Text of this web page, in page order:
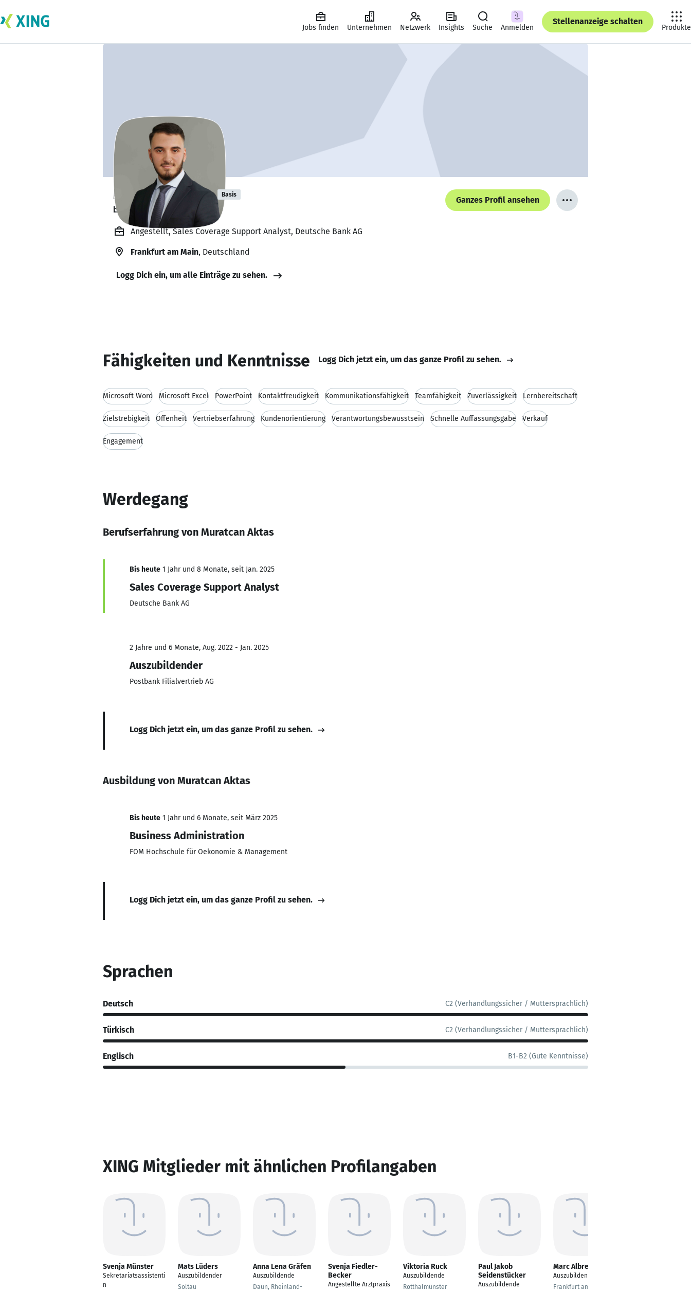
Jobs finden Unternehmen Netzwerk Insights Suche Anmelden
Stellenanzeige schalten
Produkte
Muratcan Aktas Basis
bildet sich zurzeit weiter. 🎓
Ganzes Profil ansehen
Angestellt, Sales Coverage Support Analyst, Deutsche Bank AG
Frankfurt am Main, Deutschland
Logg Dich ein, um alle Einträge zu sehen.
Fähigkeiten und Kenntnisse Logg Dich jetzt ein, um das ganze Profil zu sehen.
Microsoft Word Microsoft Excel PowerPoint Kontaktfreudigkeit Kommunikationsfähigkeit Teamfähigkeit Zuverlässigkeit Lernbereitschaft
Zielstrebigkeit Offenheit Vertriebserfahrung Kundenorientierung Verantwortungsbewusstsein Schnelle Auffassungsgabe Verkauf
Engagement
Werdegang
Berufserfahrung von Muratcan Aktas
Bis heute 1 Jahr und 8 Monate, seit Jan. 2025
Sales Coverage Support Analyst
Deutsche Bank AG
2 Jahre und 6 Monate, Aug. 2022 - Jan. 2025
Auszubildender
Postbank Filialvertrieb AG
Logg Dich jetzt ein, um das ganze Profil zu sehen.
Ausbildung von Muratcan Aktas
Bis heute 1 Jahr und 6 Monate, seit März 2025
Business Administration
FOM Hochschule für Oekonomie & Management
Logg Dich jetzt ein, um das ganze Profil zu sehen.
Sprachen
Deutsch C2 (Verhandlungssicher / Muttersprachlich)
Türkisch C2 (Verhandlungssicher / Muttersprachlich)
Englisch B1-B2 (Gute Kenntnisse)
XING Mitglieder mit ähnlichen Profilangaben
Svenja Münster
Sekretariatsassistenti
n
Mats Lüders
Auszubildender
Soltau
Anna Lena Gräfen
Auszubildende
Daun, Rheinland-
Svenja Fiedler-
Becker
Angestellte Arztpraxis
Viktoria Ruck
Auszubildende
Rotthalmünster
Paul Jakob
Seidenstücker
Auszubildende
Marc Albrecht
Auszubildender
Frankfurt am Main